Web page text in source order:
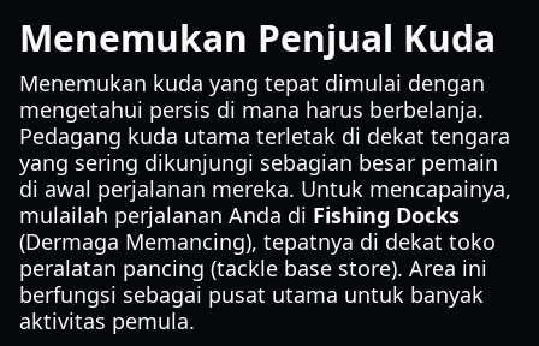
Menemukan Penjual Kuda
Menemukan kuda yang tepat dimulai dengan
mengetahui persis di mana harus berbelanja.
Pedagang kuda utama terletak di dekat tengara
yang sering dikunjungi sebagian besar pemain
di awal perjalanan mereka. Untuk mencapainya,
mulailah perjalanan Anda di Fishing Docks
(Dermaga Memancing), tepatnya di dekat toko
peralatan pancing (tackle base store). Area ini
berfungsi sebagai pusat utama untuk banyak
aktivitas pemula.